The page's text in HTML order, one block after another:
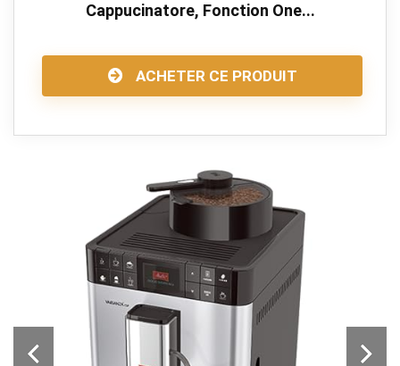
Cappucinatore, Fonction One...
ACHETER CE PRODUIT